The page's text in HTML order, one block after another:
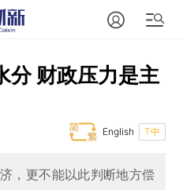
分 财政压力是主
T中
English
，更不能以此判断地方偿